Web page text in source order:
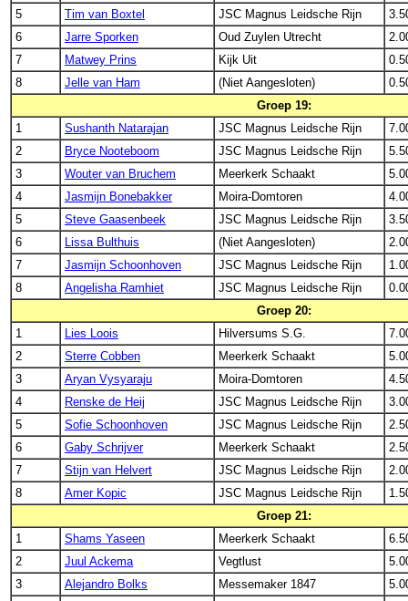
5
Tim van Boxtel JSC Magnus Leidsche Rijn
6
Jarre Sporken Oud Zuylen Utrecht
7
Matwey Prins Kijk Uit
8
Jelle van Ham (Niet Aangesloten)
Groep 19:
1
Sushanth Natarajan JSC Magnus Leidsche Rijn
2
Bryce Nooteboom JSC Magnus Leidsche Rijn
3
Wouter van Bruchem Meerkerk Schaakt
4
Jasmijn Bonebakker Moira-Domtoren
5
Steve Gaasenbeek JSC Magnus Leidsche Rijn
6
Lissa Bulthuis (Niet Aangesloten)
7
Jasmijn Schoonhoven JSC Magnus Leidsche Rijn
8
Angelisha Ramhiet JSC Magnus Leidsche Rijn
Groep 20:
1
Lies Loois Hilversums S.G.
2
Sterre Cobben Meerkerk Schaakt
3
Aryan Vysyaraju Moira-Domtoren
4
Renske de Heij JSC Magnus Leidsche Rijn
5
Sofie Schoonhoven JSC Magnus Leidsche Rijn
6
Gaby Schrijver Meerkerk Schaakt
7
Stijn van Helvert JSC Magnus Leidsche Rijn
8
Amer Kopic JSC Magnus Leidsche Rijn
Groep 21:
1
Shams Yaseen Meerkerk Schaakt
2
Juul Ackema Vegtlust
3
Alejandro Bolks Messemaker 1847